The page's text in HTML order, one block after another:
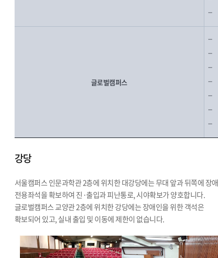
글로벌캠퍼스
강당
서울캠퍼스 인문과학관 2층에 위치한 대강당에는 무대 앞과 뒤쪽에 장
전용좌석을 확보하여 진·출입과 피난통로, 시야확보가 양호합니다.
글로벌캠퍼스 교양관 2층에 위치한 강당에는 장애인을 위한 객석은
확보되어 있고, 실내 출입 및 이동에 제한이 없습니다.